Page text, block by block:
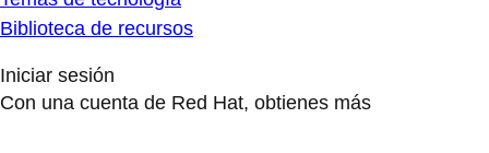
Biblioteca de recursos
Iniciar sesión
Con una cuenta de Red Hat, obtienes más